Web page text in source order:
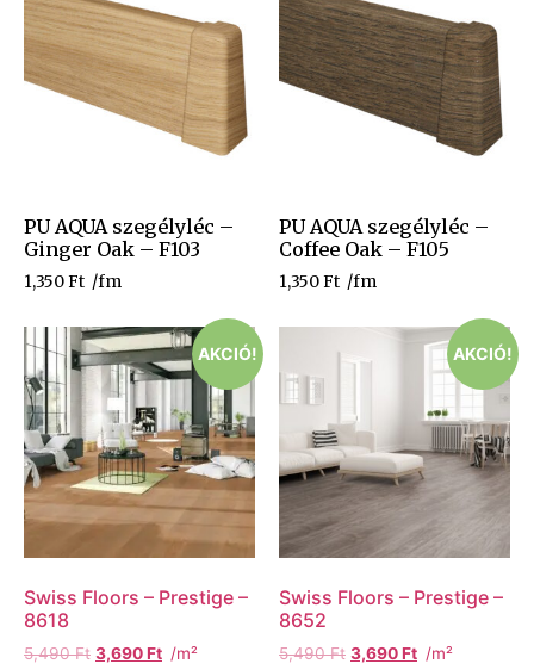
PU AQUA szegélyléc –
Ginger Oak – F103
1,350Ft /fm
PU AQUA szegélyléc –
Coffee Oak – F105
1,350Ft /fm
AKCIÓ!
Swiss Floors – Prestige –
8618
5,490Ft 3,690Ft /m²
AKCIÓ!
Swiss Floors – Prestige –
8652
5,490Ft 3,690Ft /m²